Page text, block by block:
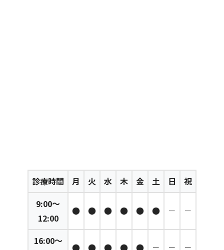
診療時間 月 火 水 木 金 土 日
祝
9:00～
12:00
● ● ● ● ● ● － －
16:00～
● ● ● ● ● － － －